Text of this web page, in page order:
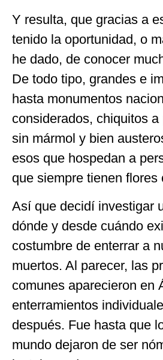
Y resulta, que gracias a
tenido la oportunidad, o
he dado, de conocer
De todo tipo, grandes e
hasta monumentos
considerados, chiquitos
sin mármol y bien
esos que hospedan a
que siempre tienen flores
Así que decidí investigar
dónde y desde cuándo
costumbre de enterrar a
muertos. Al parecer, las
comunes aparecieron en
enterramientos
después. Fue hasta que
mundo dejaron de ser